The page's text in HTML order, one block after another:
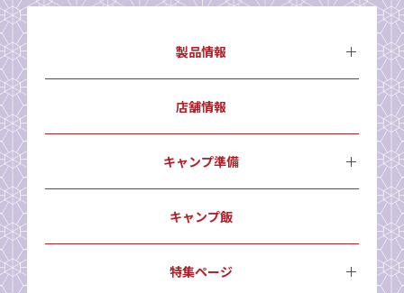
製品情報
店舗情報
キャンプ準備
キャンプ飯
特集ページ